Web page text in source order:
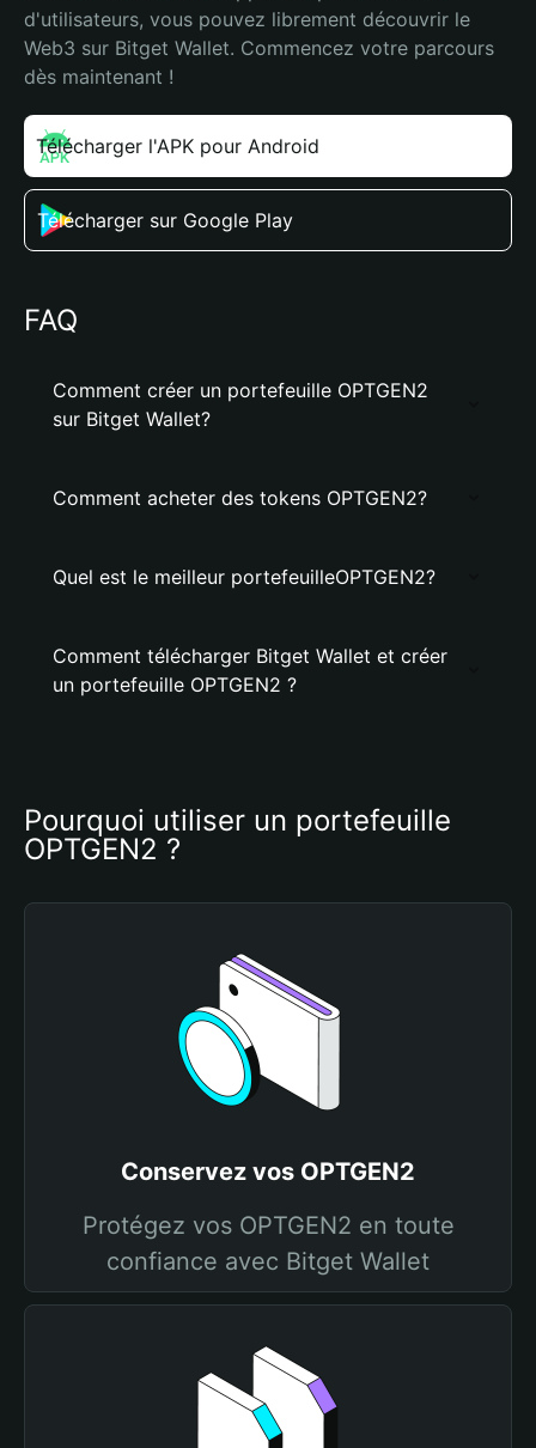
d'utilisateurs, vous pouvez librement découvrir le
Web3 sur Bitget Wallet. Commencez votre parcours
dès maintenant !
Télécharger l'APK pour Android
Télécharger sur Google Play
FAQ
Comment créer un portefeuille OPTGEN2
sur Bitget Wallet?
Comment acheter des tokens OPTGEN2?
Quel est le meilleur portefeuilleOPTGEN2?
Comment télécharger Bitget Wallet et créer
un portefeuille OPTGEN2 ?
Pourquoi utiliser un portefeuille
OPTGEN2 ?
Conservez vos OPTGEN2
Protégez vos OPTGEN2 en toute
confiance avec Bitget Wallet